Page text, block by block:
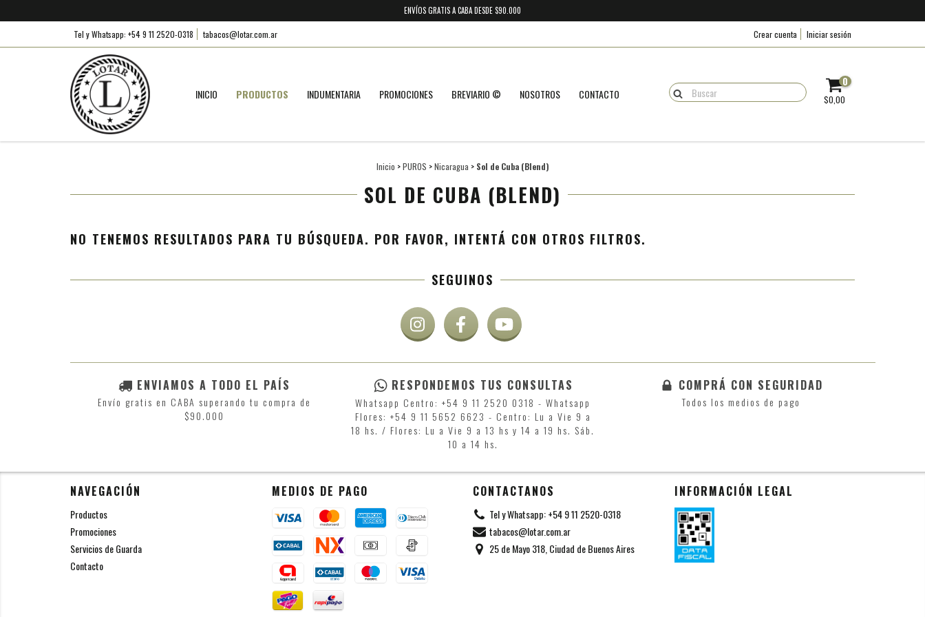
ENVÍOS GRATIS A CABA DESDE $90.000
Tel y Whatsapp: +54 9 11 2520-0318 tabacos@lotar.com.ar Crear cuenta Iniciar sesión
INICIO PRODUCTOS INDUMENTARIA PROMOCIONES BREVIARIO © NOSOTROS CONTACTO
0
$0,00
Inicio > PUROS > Nicaragua > Sol de Cuba (Blend)
SOL DE CUBA (BLEND)
NO TENEMOS RESULTADOS PARA TU BÚSQUEDA. POR FAVOR, INTENTÁ CON OTROS FILTROS.
SEGUINOS
ENVIAMOS A TODO EL PAÍS
Envío gratis en CABA superando tu compra de
$90.000
RESPONDEMOS TUS CONSULTAS
Whatsapp Centro: +54 9 11 2520 0318 - Whatsapp
Flores: +54 9 11 5652 6623 - Centro: Lu a Vie 9 a
18 hs. / Flores: Lu a Vie 9 a 13 hs y 14 a 19 hs. Sáb.
10 a 14 hs.
COMPRÁ CON SEGURIDAD
Todos los medios de pago
NAVEGACIÓN
Productos
Promociones
Servicios de Guarda
Contacto
MEDIOS DE PAGO CONTACTANOS
Tel y Whatsapp: +54 9 11 2520-0318
tabacos@lotar.com.ar
25 de Mayo 318, Ciudad de Buenos Aires
INFORMACIÓN LEGAL